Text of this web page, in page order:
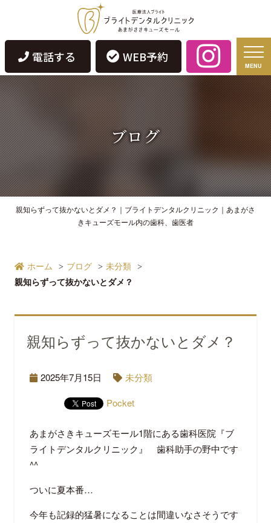
電話する WEB予約
MENU
ブログ
親知らずって抜かないとダメ？｜ブライトデンタルクリニック｜あまがさ
きキューズモール内の歯科、歯医者
ホーム ブログ
未分類
親知らずって抜かないとダメ？
親知らずって抜かないとダメ？
2025年7月15日
未分類
Pocket
あまがさきキューズモール1階にある歯科医院『ブ
ライトデンタルクリニック』 歯科助手の野中です
^^
ついに夏本番…
今年も記録的猛暑になることは間違いなさそうです